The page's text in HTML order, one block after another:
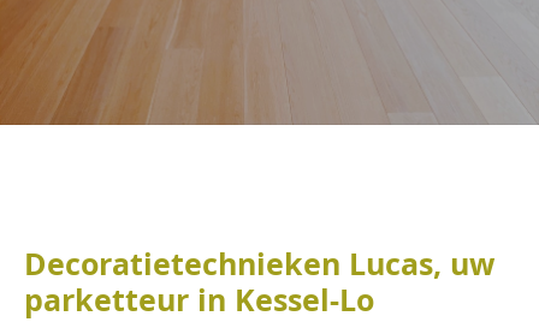
Decoratietechnieken Lucas, uw
parketteur in Kessel-Lo